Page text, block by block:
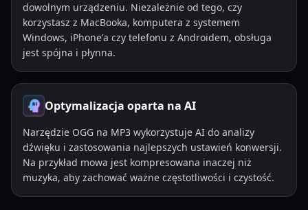
dowolnym urządzeniu. Niezależnie od tego, czy
korzystasz z MacBooka, komputera z systemem
Windows, iPhone'a czy telefonu z Androidem, obsługa
jest spójna i płynna.
Optymalizacja oparta na AI
Narzędzie OGG na MP3 wykorzystuje AI do analizy
dźwięku i zastosowania najlepszych ustawień konwersji.
Na przykład mowa jest kompresowana inaczej niż
muzyka, aby zachować ważne częstotliwości i czystość.